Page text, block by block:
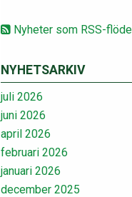
Nyheter som RSS-flöde
NYHETSARKIV
juli 2026
juni 2026
april 2026
februari 2026
januari 2026
december 2025